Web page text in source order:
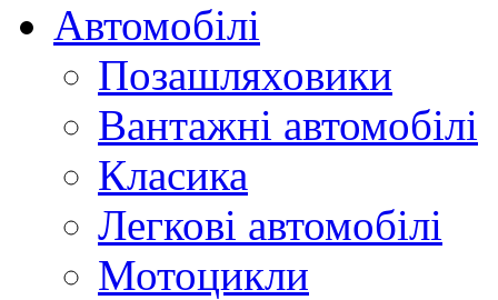
Автомобілі
Позашляховики
Вантажні автомобілі
Класика
Легкові автомобілі
Мотоцикли